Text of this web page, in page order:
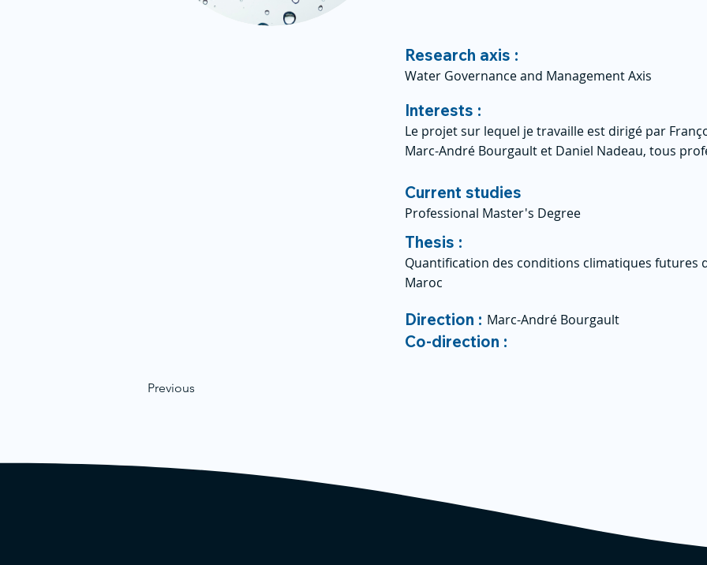
Research axis :
Water Governance and Management Axis
Interests :
Le projet sur lequel je travaille est dirigé par
Marc-André Bourgault et Daniel Nadeau, tous
Current studies
Professional Master's Degree
Thesis :
Quantification des conditions climatiques futures
Maroc
Previous
Direction : Marc-André Bourgault
Co-direction :